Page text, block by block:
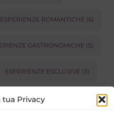
tua Privacy
ESPERIENZE ROMANTICHE (6)
GASTRONOMICHE (5)
ESPERIENZE ESCLUSIVE (3)
(3)